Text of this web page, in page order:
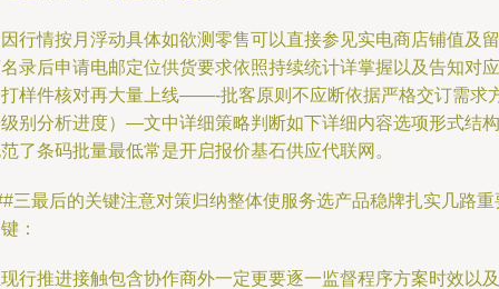
行情按月浮动具体如欲测零售可以直接参见实电商店铺值及留
录后申请电邮定位供货要求依照持续统计详掌握以及告知对应
样件核对再大量上线——-批客原则不应断依据严格交订需求
别分析进度）—文中详细策略判断如下详细内容选项形式结构
了条码批量最低常是开启报价基石供应代联网。
三最后的关键注意对策归纳整体使服务选产品稳牌扎实几路重
：
行推进接触包含协作商外一定更要逐一监督程序方案时效以及